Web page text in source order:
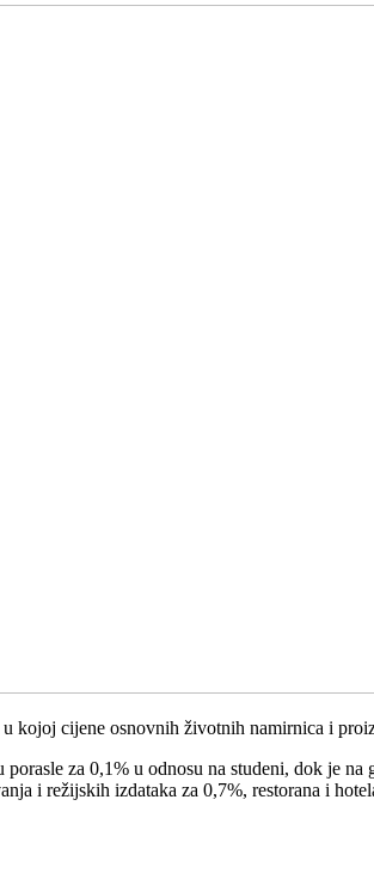
kojoj cijene osnovnih životnih namirnica i
za 0,1% u odnosu na studeni, dok je
i režijskih izdataka za 0,7%, restorana i